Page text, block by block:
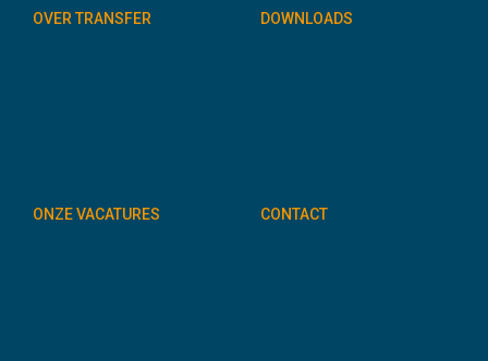
OVER TRANSFER DOWNLOADS
ONZE VACATURES CONTACT